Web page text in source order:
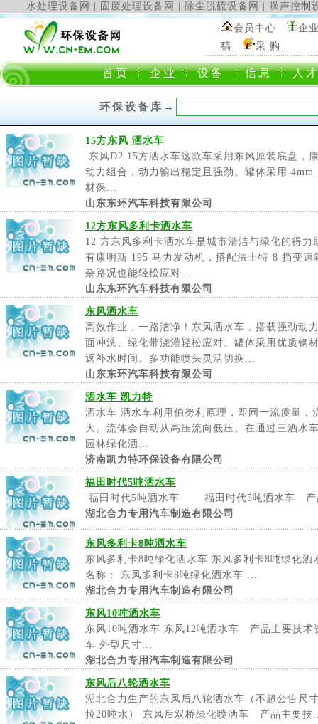
水处理设备网 固废处理设备网 除尘脱硫设备网 噪声控制
会员中心
企
稿
采 购
首页 企业 设备 信息 人
环保设备库 →
15方东风 洒水车
东风D2 15方洒水车这款车采用东风原装底盘，
动力组合，动力输出稳定且强劲。罐体采用
材保...
山东东环汽车科技有限公司
12方东风多利卡洒水车
12 方东风多利卡洒水车是城市清洁与绿化的得
有康明斯 195 马力发动机，搭配法士特 8 挡变
杂路况也能轻松应对...
山东东环汽车科技有限公司
东风洒水车
高效作业，一路洁净！东风洒水车，搭载强劲动
面冲洗、绿化带浇灌轻松应对。罐体采用优质钢
返补水时间。多功能喷头灵活切换...
山东东环汽车科技有限公司
洒水车 凯力特
洒水车 洒水车利用伯努利原理，即同一流质量，
大。流体会自动从高压流向低压。在通过三洒水
园林绿化洒...
济南凯力特环保设备有限公司
福田时代5吨洒水车
福田时代5吨洒水车 福田时代5吨洒水车 产
湖北合力专用汽车制造有限公司
东风多利卡8吨洒水车
东风多利卡8吨绿化洒水车 东风多利卡8吨绿化
名称： 东风多利卡8吨绿化洒水车 ...
湖北合力专用汽车制造有限公司
东风10吨洒水车
东风10吨洒水车 东风12吨洒水车 产品主要技术
车 外型尺寸...
湖北合力专用汽车制造有限公司
东风后八轮洒水车
湖北合力生产的东风后八轮洒水车（不超公告尺
拉20吨水） 东风后双桥绿化喷洒车 产品主要技